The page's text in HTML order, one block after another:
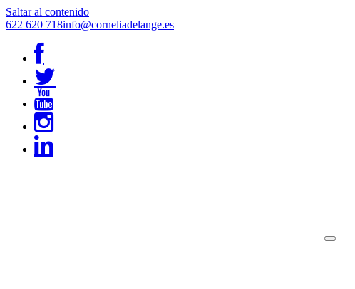
Saltar al contenido
622 620 718info@corneliadelange.es